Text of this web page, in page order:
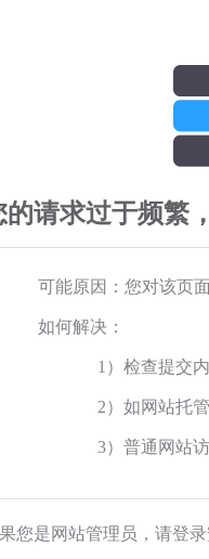
的请求过于频繁
可能原因：您对该页
如何解决：
1）检查提交
2）如网站托
3）普通网站
您是网站管理员，请登